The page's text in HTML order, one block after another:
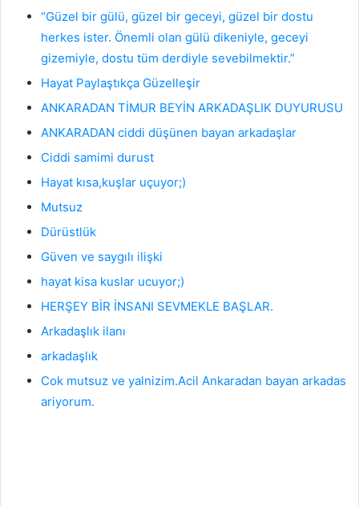
“Güzel bir gülü, güzel bir geceyi, güzel bir dostu
herkes ister. Önemli olan gülü dikeniyle, geceyi
gizemiyle, dostu tüm derdiyle sevebilmektir.”
Hayat Paylaştıkça Güzelleşir
ANKARADAN TİMUR BEYİN ARKADAŞLIK DUYURUSU
ANKARADAN ciddi düşünen bayan arkadaşlar
Ciddi samimi durust
Hayat kısa,kuşlar uçuyor;)
Mutsuz
Dürüstlük
Güven ve saygılı ilişki
hayat kisa kuslar ucuyor;)
HERŞEY BİR İNSANI SEVMEKLE BAŞLAR.
Arkadaşlık ilanı
arkadaşlık
Cok mutsuz ve yalnizim.Acil Ankaradan bayan arkadas
ariyorum.